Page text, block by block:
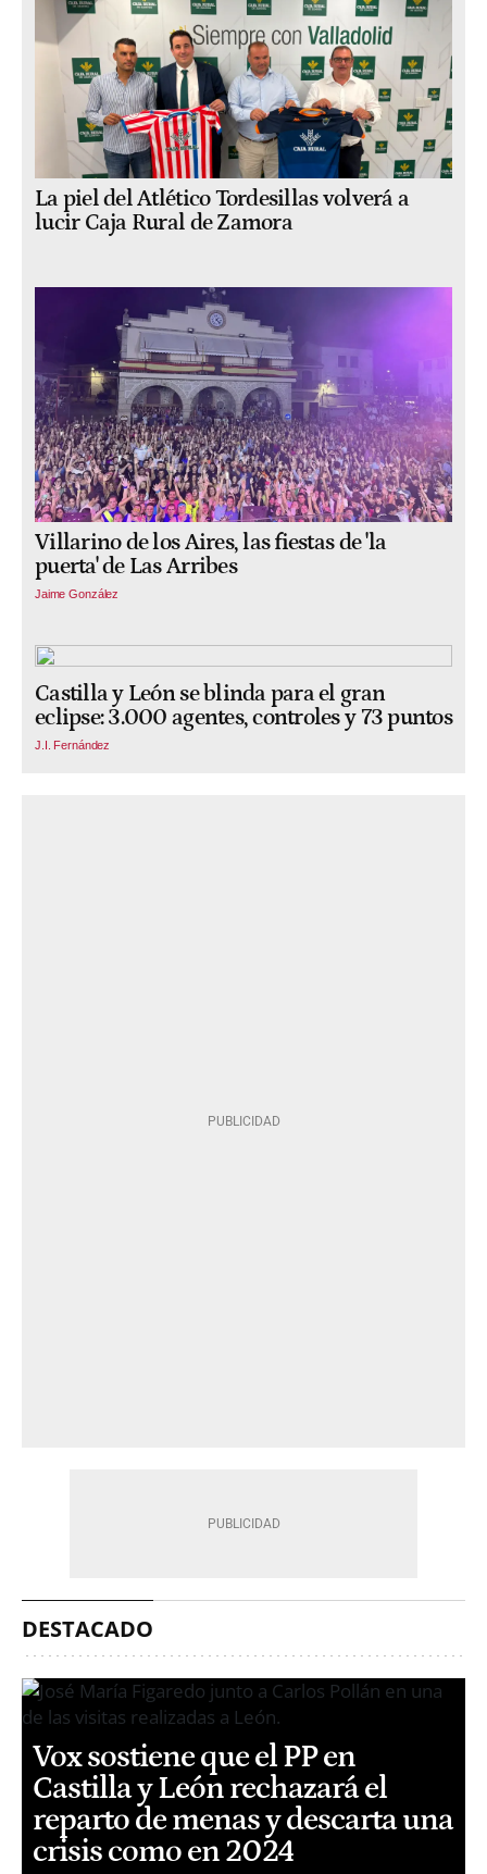
La piel del Atlético Tordesillas volverá a
lucir Caja Rural de Zamora
Villarino de los Aires, las fiestas de 'la
puerta' de Las Arribes
Jaime González
Castilla y León se blinda para el gran
eclipse: 3.000 agentes, controles y 73 puntos
J.I. Fernández
DESTACADO
Vox sostiene que el PP en
Castilla y León rechazará el
reparto de menas y descarta una
crisis como en 2024